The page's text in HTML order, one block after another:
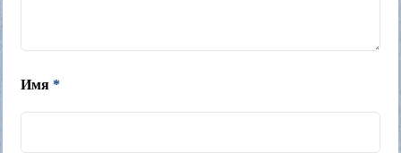
Имя *